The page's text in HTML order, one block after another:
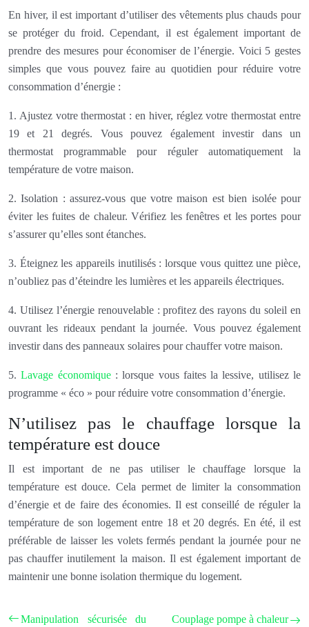
En hiver, il est important d’utiliser des vêtements plus chauds pour
se protéger du froid. Cependant, il est également important de
prendre des mesures pour économiser de l’énergie. Voici 5 gestes
simples que vous pouvez faire au quotidien pour réduire votre
consommation d’énergie :
1. Ajustez votre thermostat : en hiver, réglez votre thermostat entre
19 et 21 degrés. Vous pouvez également investir dans un
thermostat programmable pour réguler automatiquement la
température de votre maison.
2. Isolation : assurez-vous que votre maison est bien isolée pour
éviter les fuites de chaleur. Vérifiez les fenêtres et les portes pour
s’assurer qu’elles sont étanches.
3. Éteignez les appareils inutilisés : lorsque vous quittez une pièce,
n’oubliez pas d’éteindre les lumières et les appareils électriques.
4. Utilisez l’énergie renouvelable : profitez des rayons du soleil en
ouvrant les rideaux pendant la journée. Vous pouvez également
investir dans des panneaux solaires pour chauffer votre maison.
5.Lavage économique: lorsque vous faites la lessive, utilisez le
programme « éco » pour réduire votre consommation d’énergie.
N’utilisez pas le chauffage lorsque la
température est douce
Il est important de ne pas utiliser le chauffage lorsque la
température est douce. Cela permet de limiter la consommation
d’énergie et de faire des économies. Il est conseillé de réguler la
température de son logement entre 18 et 20 degrés. En été, il est
préférable de laisser les volets fermés pendant la journée pour ne
pas chauffer inutilement la maison. Il est également important de
maintenir une bonne isolation thermique du logement.
Manipulation sécurisée du
Couplage pompe à chaleur